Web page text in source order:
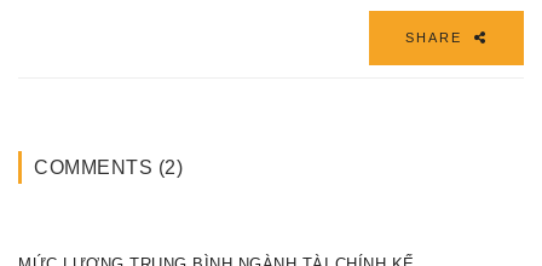
SHARE
COMMENTS (2)